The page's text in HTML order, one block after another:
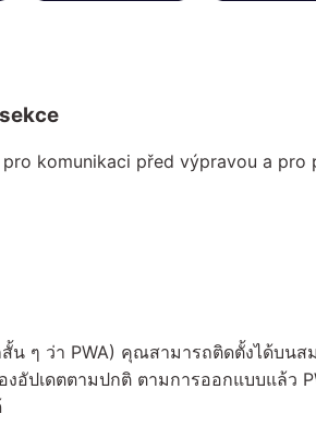
komunikaci před výpravou a pro
สั้น ๆ ว่า PWA) คุณสามารถติดตั้งได้บน
อัปเดตตามปกติ ตามการออกแบบแล้ว